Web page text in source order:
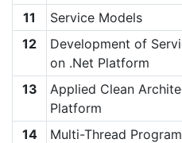
11
Service Models
12
Development of
on .Net Platform
13
Applied Clean
Platform
14
Multi-Thread